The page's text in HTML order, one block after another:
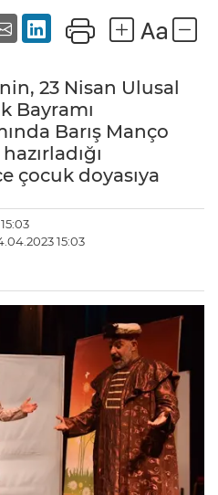
23 Nisan Ulusal
Bayramı
Barış Manço
çocuk doyasıya
15:03